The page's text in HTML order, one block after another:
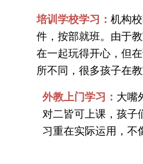
培训学校学习： 机构
件，按部就班。由于
在一起玩得开心，但
所不同，很多孩子在
外教上门学习： 大嘴
对二皆可上课，孩子
习重在实际运用，不